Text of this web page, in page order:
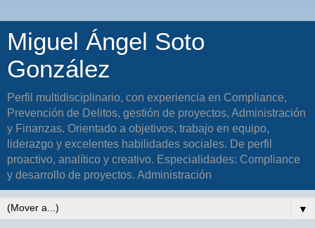
Miguel Ángel Soto
González
Perfil multidisciplinario, con experiencia en Compliance,
Prevención de Delitos, gestión de proyectos, Administración
y Finanzas. Orientado a objetivos, trabajo en equipo,
liderazgo y excelentes habilidades sociales. De perfil
proactivo, analítico y creativo. Especialidades: Compliance
y desarrollo de proyectos. Administración
▼